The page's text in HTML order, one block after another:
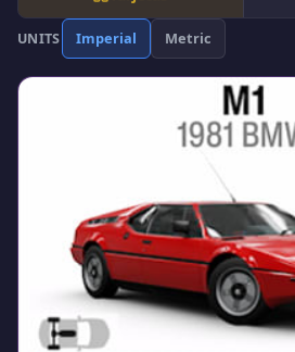
UNITS Imperial Metric